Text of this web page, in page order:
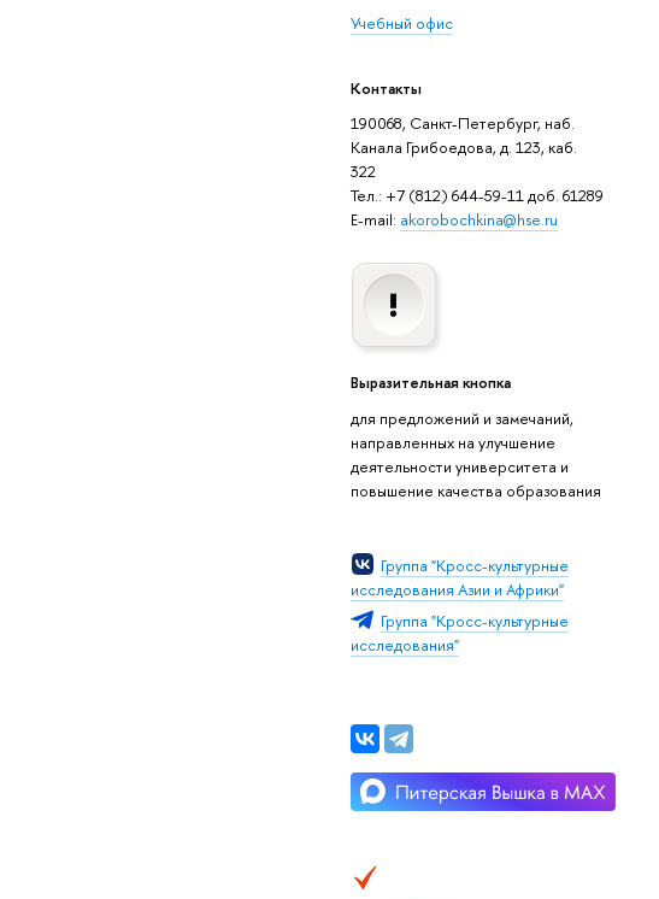
Учебный офис
Контакты
190068, Санкт-Петербург, наб.
Канала Грибоедова, д. 123, каб.
322
Тел.: +7 (812) 644-59-11 доб. 61289
E-mail: akorobochkina@hse.ru
Выразительная кнопка
для предложений и замечаний,
направленных на улучшение
деятельности университета и
повышение качества образования
Группа "Кросс-культурные
исследования Азии и Африки"
Группа "Кросс-культурные
исследования"